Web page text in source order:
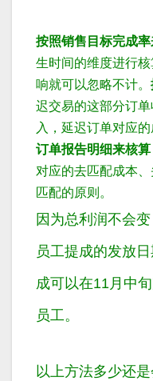
按照销售目标完成
生时间的维度进行
响就可以忽略不计。
迟交易的这部分订
入，延迟订单对应
订单报告明细来核算
对应的去匹配成本
匹配的原则。
因为总利润不会
员工提成的发放
成可以在11月中
员工。
以上方法多少还